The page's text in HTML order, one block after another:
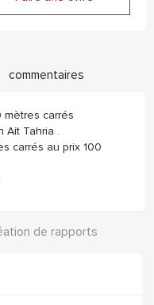
commentaires
carrés
Ait Tahria .
carrés au prix 100
de rapports